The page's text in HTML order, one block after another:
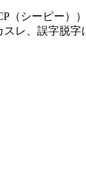
（シーピー
レ、誤字脱字